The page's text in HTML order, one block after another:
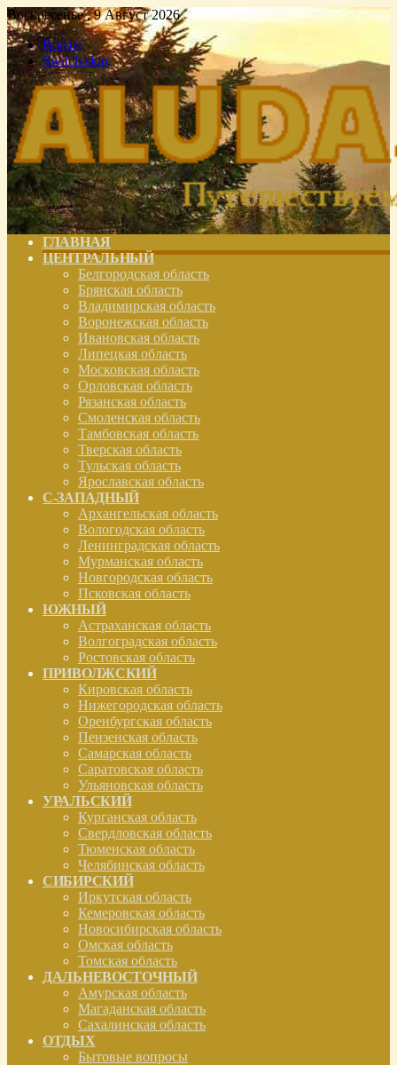
Воскресенье , 9 Август 2026
Войти
Switch skin
ГЛАВНАЯ
ЦЕНТРАЛЬНЫЙ
Белгородская область
Брянская область
Владимирская область
Воронежская область
Ивановская область
Липецкая область
Московская область
Орловская область
Рязанская область
Смоленская область
Тамбовская область
Тверская область
Тульская область
Ярославская область
С-ЗАПАДНЫЙ
Архангельская область
Вологодская область
Ленинградская область
Мурманская область
Новгородская область
Псковская область
ЮЖНЫЙ
Астраханская область
Волгоградская область
Ростовская область
ПРИВОЛЖСКИЙ
Кировская область
Нижегородская область
Оренбургская область
Пензенская область
Самарская область
Саратовская область
Ульяновская область
УРАЛЬСКИЙ
Курганская область
Свердловская область
Тюменская область
Челябинская область
СИБИРСКИЙ
Иркутская область
Кемеровская область
Новосибирская область
Омская область
Томская область
ДАЛЬНЕВОСТОЧНЫЙ
Амурская область
Магаданская область
Сахалинская область
ОТДЫХ
Бытовые вопросы